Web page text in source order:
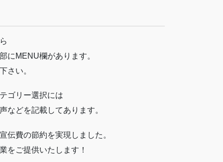
にMENU欄があります。
さい。
ゴリー選択には
などを記載してあります。
伝費の節約を実現しました。
をご提供いたします！